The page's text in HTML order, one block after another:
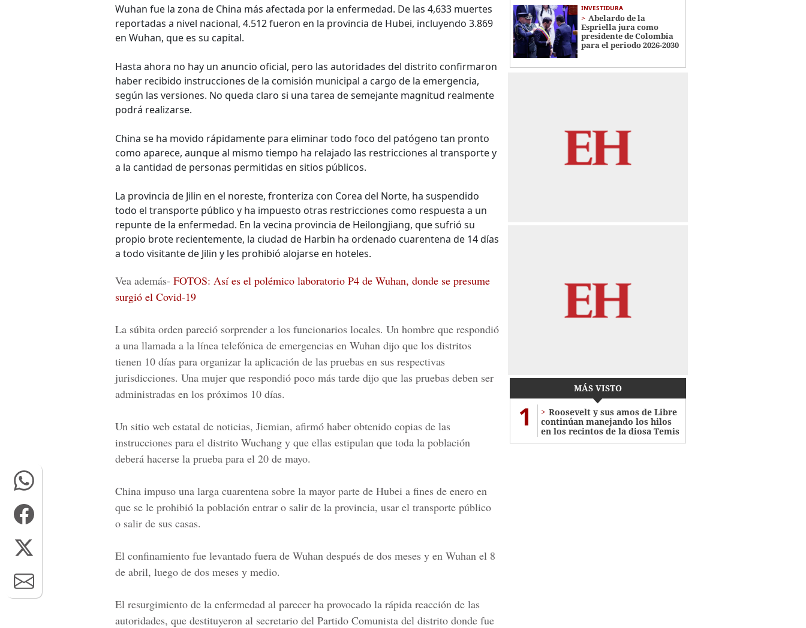
Wuhan fue la zona de China más afectada por la enfermedad. De las 4,633 muertes
reportadas a nivel nacional, 4.512 fueron en la provincia de Hubei, incluyendo 3.869
en Wuhan, que es su capital.
Hasta ahora no hay un anuncio oficial, pero las autoridades del distrito confirmaron
haber recibido instrucciones de la comisión municipal a cargo de la emergencia,
según las versiones. No queda claro si una tarea de semejante magnitud realmente
podrá realizarse.
China se ha movido rápidamente para eliminar todo foco del patógeno tan pronto
como aparece, aunque al mismo tiempo ha relajado las restricciones al transporte y
a la cantidad de personas permitidas en sitios públicos.
La provincia de Jilin en el noreste, fronteriza con Corea del Norte, ha suspendido
todo el transporte público y ha impuesto otras restricciones como respuesta a un
repunte de la enfermedad. En la vecina provincia de Heilongjiang, que sufrió su
propio brote recientemente, la ciudad de Harbin ha ordenado cuarentena de 14 días
a todo visitante de Jilin y les prohibió alojarse en hoteles.
Vea además- FOTOS: Así es el polémico laboratorio P4 de Wuhan, donde se presume
surgió el Covid-19
La súbita orden pareció sorprender a los funcionarios locales. Un hombre que respondió
a una llamada a la línea telefónica de emergencias en Wuhan dijo que los distritos
tienen 10 días para organizar la aplicación de las pruebas en sus respectivas
jurisdicciones. Una mujer que respondió poco más tarde dijo que las pruebas deben ser
administradas en los próximos 10 días.
Un sitio web estatal de noticias, Jiemian, afirmó haber obtenido copias de las
instrucciones para el distrito Wuchang y que ellas estipulan que toda la población
deberá hacerse la prueba para el 20 de mayo.
China impuso una larga cuarentena sobre la mayor parte de Hubei a fines de enero en
que se le prohibió la población entrar o salir de la provincia, usar el transporte público
o salir de sus casas.
El confinamiento fue levantado fuera de Wuhan después de dos meses y en Wuhan el 8
de abril, luego de dos meses y medio.
El resurgimiento de la enfermedad al parecer ha provocado la rápida reacción de las
autoridades, que destituyeron al secretario del Partido Comunista del distrito donde fue
INVESTIDURA
Abelardo de la
Espriella jura como
presidente de Colombia
para el periodo 2026-2030
MÁS VISTO
1
Roosevelt y sus amos de Libre
continúan manejando los hilos
en los recintos de la diosa Temis